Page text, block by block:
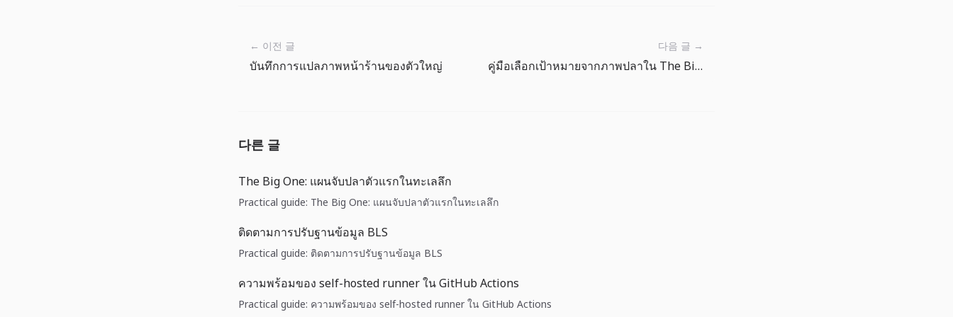
← 이전 글
บันทึกการแปลภาพหน้าร้านของตัวใหญ่
다음 글 →
คู่มือเลือกเป้าหมายจากภาพปลาใน The Big One
다른 글
The Big One: แผนจับปลาตัวแรกในทะเลลึก
Practical guide: The Big One: แผนจับปลาตัวแรกในทะเลลึก
ติดตามการปรับฐานข้อมูล BLS
Practical guide: ติดตามการปรับฐานข้อมูล BLS
ความพร้อมของ self-hosted runner ใน GitHub Actions
Practical guide: ความพร้อมของ self-hosted runner ใน GitHub Actions